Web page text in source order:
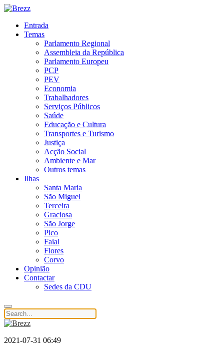
Entrada
Temas
Parlamento Regional
Assembleia da República
Parlamento Europeu
PCP
PEV
Economia
Trabalhadores
Serviços Públicos
Saúde
Educação e Cultura
Transportes e Turismo
Justiça
Acção Social
Ambiente e Mar
Outros temas
Ilhas
Santa Maria
São Miguel
Terceira
Graciosa
São Jorge
Pico
Faial
Flores
Corvo
Opinião
Contactar
Sedes da CDU
2021-07-31 06:49